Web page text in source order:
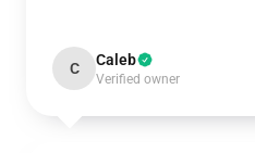
C Caleb
Verified owner